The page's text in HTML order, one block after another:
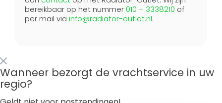
bereikbaar op het nummer010 – 3338210 of
per mail via info@radiator-outlet.nl.
Wanneer bezorgt de vrachtservice in uw
regio?